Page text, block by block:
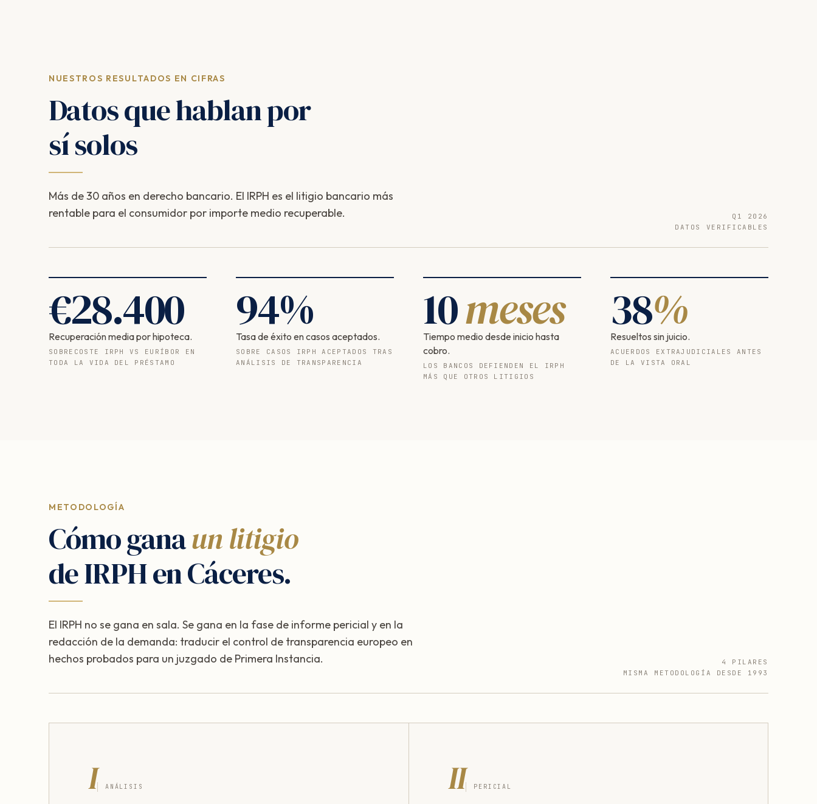
NUESTROS RESULTADOS EN CIFRAS
Datos que hablan por
sí solos
Más de 30 años en derecho bancario. El IRPH es el litigio bancario más
rentable para el consumidor por importe medio recuperable.
Q1 2026
DATOS VERIFICABLES
€28.400
Recuperación media por hipoteca.
SOBRECOSTE IRPH VS EURÍBOR EN
TODA LA VIDA DEL PRÉSTAMO
94%
Tasa de éxito en casos aceptados.
SOBRE CASOS IRPH ACEPTADOS TRAS
ANÁLISIS DE TRANSPARENCIA
10meses
Tiempo medio desde inicio hasta
cobro.
LOS BANCOS DEFIENDEN EL IRPH
MÁS QUE OTROS LITIGIOS
38%
Resueltos sin juicio.
ACUERDOS EXTRAJUDICIALES ANTES
DE LA VISTA ORAL
METODOLOGÍA
Cómo ganaun litigio
de IRPH en Cáceres.
El IRPH no se gana en sala. Se gana en la fase de informe pericial y en la
redacción de la demanda: traducir el control de transparencia europeo en
hechos probados para un juzgado de Primera Instancia.
4 PILARES
MISMA METODOLOGÍA DESDE 1993
I ANÁLISIS II PERICIAL